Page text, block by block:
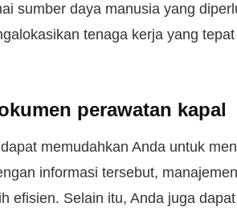
sumber daya manusia yang
tenaga kerja yang
perawatan kapal
memudahkan Anda untuk
informasi tersebut,
efisien. Selain itu, Anda juga